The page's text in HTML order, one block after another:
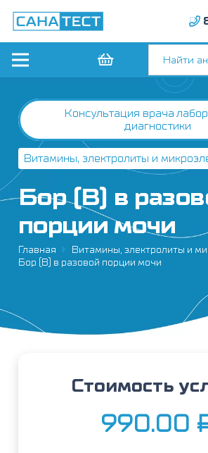
Консультация врача
диагностики
Витамины, электролиты и
Бор (B) в
порции мочи
Главная
Витамины, электролиты и
Бор (B) в разовой порции мочи
Стоимость
990.00